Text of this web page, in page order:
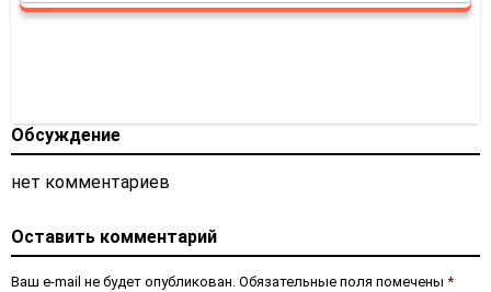
Обсуждение
нет комментариев
Оставить комментарий
Ваш e-mail не будет опубликован. Обязательные поля помечены *